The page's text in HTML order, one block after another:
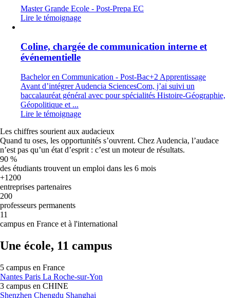
Master Grande Ecole - Post-Prepa EC
Lire le témoignage
Coline, chargée de communication interne et
événementielle
Bachelor en Communication - Post-Bac+2 Apprentissage
Avant d’intégrer Audencia SciencesCom, j’ai suivi un
baccalauréat général avec pour spécialités Histoire-Géographie,
Géopolitique et ...
Lire le témoignage
Les chiffres sourient aux audacieux
Quand tu oses, les opportunités s’ouvrent. Chez Audencia, l’audace
n’est pas qu’un état d’esprit : c’est un moteur de résultats.
90 %
des étudiants trouvent un emploi dans les 6 mois
+1200
entreprises partenaires
200
professeurs permanents
11
campus en France et à l'international
Une école, 11 campus
5 campus en France
Nantes Paris La Roche-sur-Yon
3 campus en CHINE
Shenzhen Chengdu Shanghai